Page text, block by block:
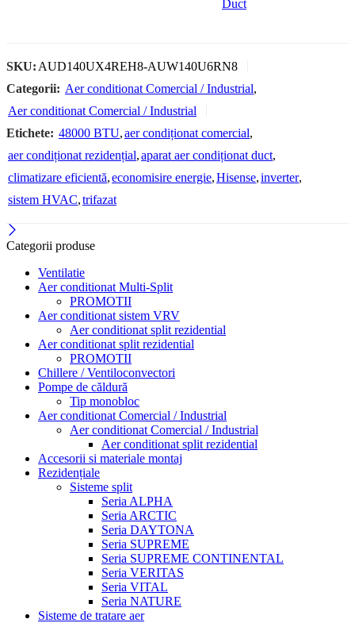
Duct
SKU: AUD140UX4REH8-AUW140U6RN8
Categorii: Aer conditionat Comercial / Industrial,
Aer conditionat Comercial / Industrial
Etichete: 48000 BTU,aer condiționat comercial,
aer condiționat rezidențial,aparat aer condiționat duct,
climatizare eficientă,economisire energie,Hisense,inverter,
sistem HVAC,trifazat
Categorii produse
Ventilatie
Aer conditionat Multi-Split
PROMOTII
Aer conditionat sistem VRV
Aer conditionat split rezidential
Aer conditionat split rezidential
PROMOTII
Chillere / Ventiloconvectori
Pompe de căldură
Tip monobloc
Aer conditionat Comercial / Industrial
Aer conditionat Comercial / Industrial
Aer conditionat split rezidential
Accesorii si materiale montaj
Rezidențiale
Sisteme split
Seria ALPHA
Seria ARCTIC
Seria DAYTONA
Seria SUPREME
Seria SUPREME CONTINENTAL
Seria VERITAS
Seria VITAL
Seria NATURE
Sisteme de tratare aer